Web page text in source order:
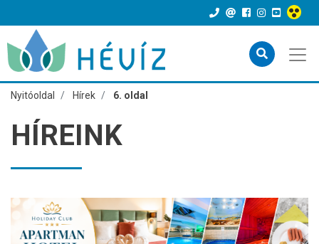
Nyitóoldal Hírek 6. oldal
HÍREINK